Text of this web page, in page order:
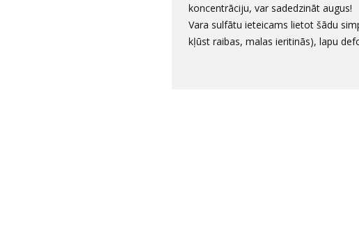
koncentrāciju, var sadedzināt augus!
Vara sulfātu ieteicams lietot šādu
kļūst raibas, malas ieritinās), lapu